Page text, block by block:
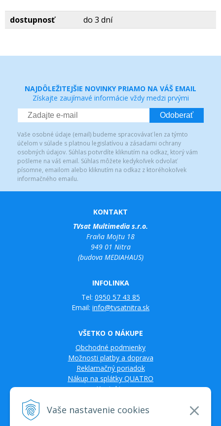
Vaše nastavenie cookies
dostupnosť do 3 dní
NAJDÔLEŽITEJŠIE NOVINKY PRIAMO NA VÁŠ EMAIL
Získajte zaujímavé informácie vždy medzi prvými
Odoberať
Vaše osobné údaje (email) budeme spracovávať len za týmto
účelom v súlade s platnou legislatívou a zásadami ochrany
osobných údajov. Súhlas potvrdíte kliknutím na odkaz, ktorý vám
pošleme na váš email. Súhlas môžete kedykoľvek odvolať
písomne, emailom alebo kliknutím na odkaz z ktoréhokoľvek
informačného emailu.
KONTAKT
TVsat Multimedia s.r.o.
Fraňa Mojtu 18
949 01 Nitra
(budova MEDIAHAUS)
INFOLINKA
Tel: 0950 57 43 85
Email: info@tvsatnitra.sk
VŠETKO O NÁKUPE
Obchodné podmienky
Možnosti platby a doprava
Reklamačný poriadok
Nákup na splátky QUATRO
Kontakty